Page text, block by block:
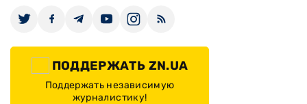
ПОДДЕРЖАТЬ ZN.UA
Поддержать независимую
журналистику!